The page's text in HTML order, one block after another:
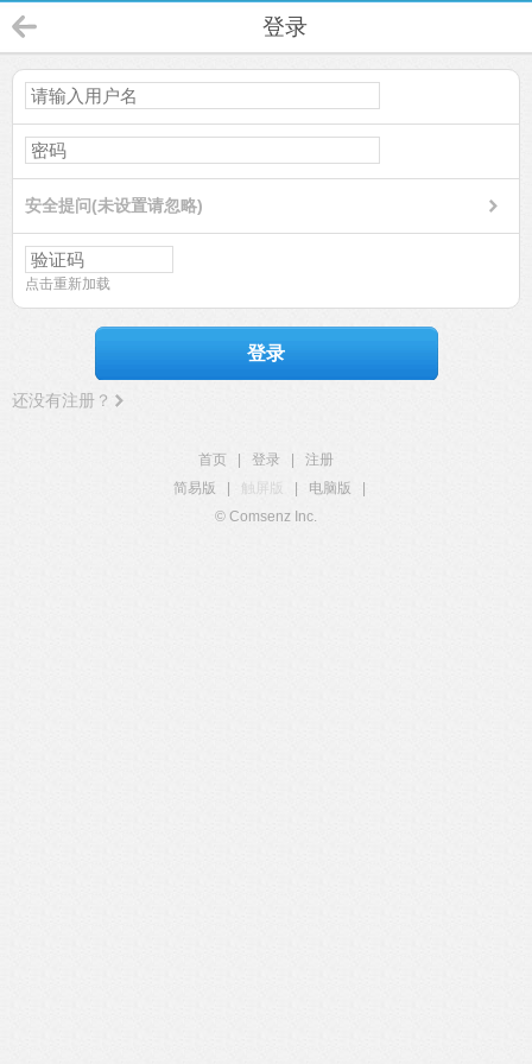
登录
安全提问(未设置请忽略)
点击重新加载
登录
还没有注册？
首页 登录
注册
简易版
触屏版 电脑版
© Comsenz Inc.